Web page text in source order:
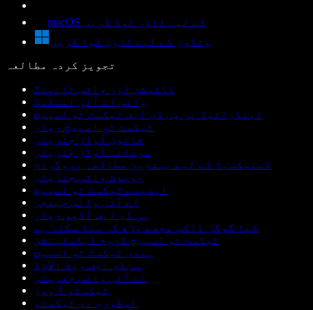
macOS کے لیے ڈاؤن لوڈ کریں
ونڈوز کے لیے ڈاؤن لوڈ کریں
تجویز کردہ مطالعہ
ڈکٹیشن اور وائس ٹائپنگ
وائس اے آئی اسسٹنٹ
اینڈرائیڈ پر پی ڈی ایف ٹیکسٹ ٹو اسپیچ
ٹیکسٹ ٹو اسپیچ ریڈر
خاتون آواز جنریٹر
مردانہ آواز جنریٹر
ڈسلیکسیا کے لیے بہترین مطالعہ پروگرام
روبوٹ وائس جنریٹر
اینیمے ٹیکسٹ ٹو اسپیچ
اے آئی وائس چینجر
پی ڈی ایف آڈیو ریڈر
کیا گوگل ڈاکس مجھے پڑھ کر سنا سکتا ہے
ٹیکسٹ ٹو اسپیچ کروم ایکسٹینشن
ہندی ٹیکسٹ ٹو اسپیچ
پی ڈی ایف ریڈ الاؤڈ
اے آئی وائس جنریٹر
ٹیکستو آ ووز
لیطوری دی ٹیکسٹو